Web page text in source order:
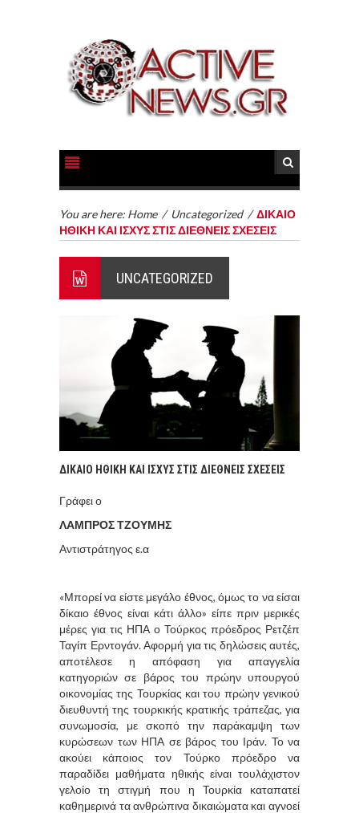
You are here: Home / Uncategorized /ΔΙΚΑΙΟ
ΗΘΙΚΗ ΚΑΙ ΙΣΧΥΣ ΣΤΙΣ ΔΙΕΘΝΕΙΣ ΣΧΕΣΕΙΣ
UNCATEGORIZED
ΔΙΚΑΙΟ ΗΘΙΚΗ ΚΑΙ ΙΣΧΥΣ ΣΤΙΣ ΔΙΕΘΝΕΙΣ ΣΧΕΣΕΙΣ
Γράφει ο
ΛΑΜΠΡΟΣ ΤΖΟΥΜΗΣ
Αντιστράτηγος ε.α
«Μπορεί να είστε μεγάλο έθνος, όμως το να είσαι
δίκαιο έθνος είναι κάτι άλλο» είπε πριν μερικές
μέρες για τις ΗΠΑ ο Τούρκος πρόεδρος Ρετζέπ
Ταγίπ Ερντογάν. Αφορμή για τις δηλώσεις αυτές,
αποτέλεσε η απόφαση για απαγγελία
κατηγοριών σε βάρος του πρώην υπουργού
οικονομίας της Τουρκίας και του πρώην γενικού
διευθυντή της τουρκικής κρατικής τράπεζας, για
συνωμοσία, με σκοπό την παράκαμψη των
κυρώσεων των ΗΠΑ σε βάρος του Ιράν. Το να
ακούει κάποιος τον Τούρκο πρόεδρο να
παραδίδει μαθήματα ηθικής είναι τουλάχιστον
γελοίο τη στιγμή που η Τουρκία καταπατεί
καθημερινά τα ανθρώπινα δικαιώματα και αγνοεί